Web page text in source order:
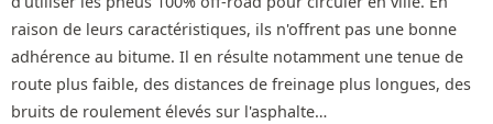
raison de leurs caractéristiques, ils n'offrent pas une bonne
adhérence au bitume. Il en résulte notamment une tenue de
route plus faible, des distances de freinage plus longues, des
bruits de roulement élevés sur l'asphalte…